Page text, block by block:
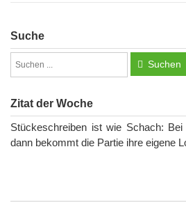
Suche
Suchen
Zitat der Woche
Stückeschreiben ist wie Schach:
dann bekommt die Partie ihre eigene